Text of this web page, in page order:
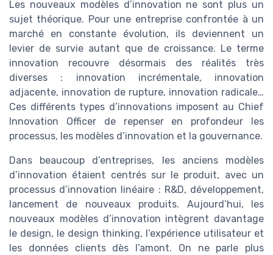
Les nouveaux modèles d’innovation ne sont plus un
sujet théorique. Pour une entreprise confrontée à un
marché en constante évolution, ils deviennent un
levier de survie autant que de croissance. Le terme
innovation recouvre désormais des réalités très
diverses : innovation incrémentale, innovation
adjacente, innovation de rupture, innovation radicale…
Ces différents types d’innovations imposent au Chief
Innovation Officer de repenser en profondeur les
processus, les modèles d’innovation et la gouvernance.
Dans beaucoup d’entreprises, les anciens modèles
d’innovation étaient centrés sur le produit, avec un
processus d’innovation linéaire : R&D, développement,
lancement de nouveaux produits. Aujourd’hui, les
nouveaux modèles d’innovation intègrent davantage
le design, le design thinking, l’expérience utilisateur et
les données clients dès l’amont. On ne parle plus